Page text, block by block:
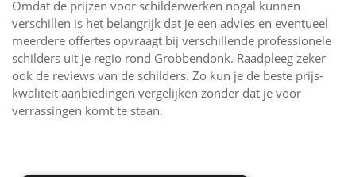
Omdat de prijzen voor schilderwerken nogal kunnen
verschillen is het belangrijk dat je een advies en eventueel
meerdere offertes opvraagt bij verschillende professionele
schilders uit je regio rond Grobbendonk. Raadpleeg zeker
ook de reviews van de schilders. Zo kun je de beste prijs-
kwaliteit aanbiedingen vergelijken zonder dat je voor
verrassingen komt te staan.